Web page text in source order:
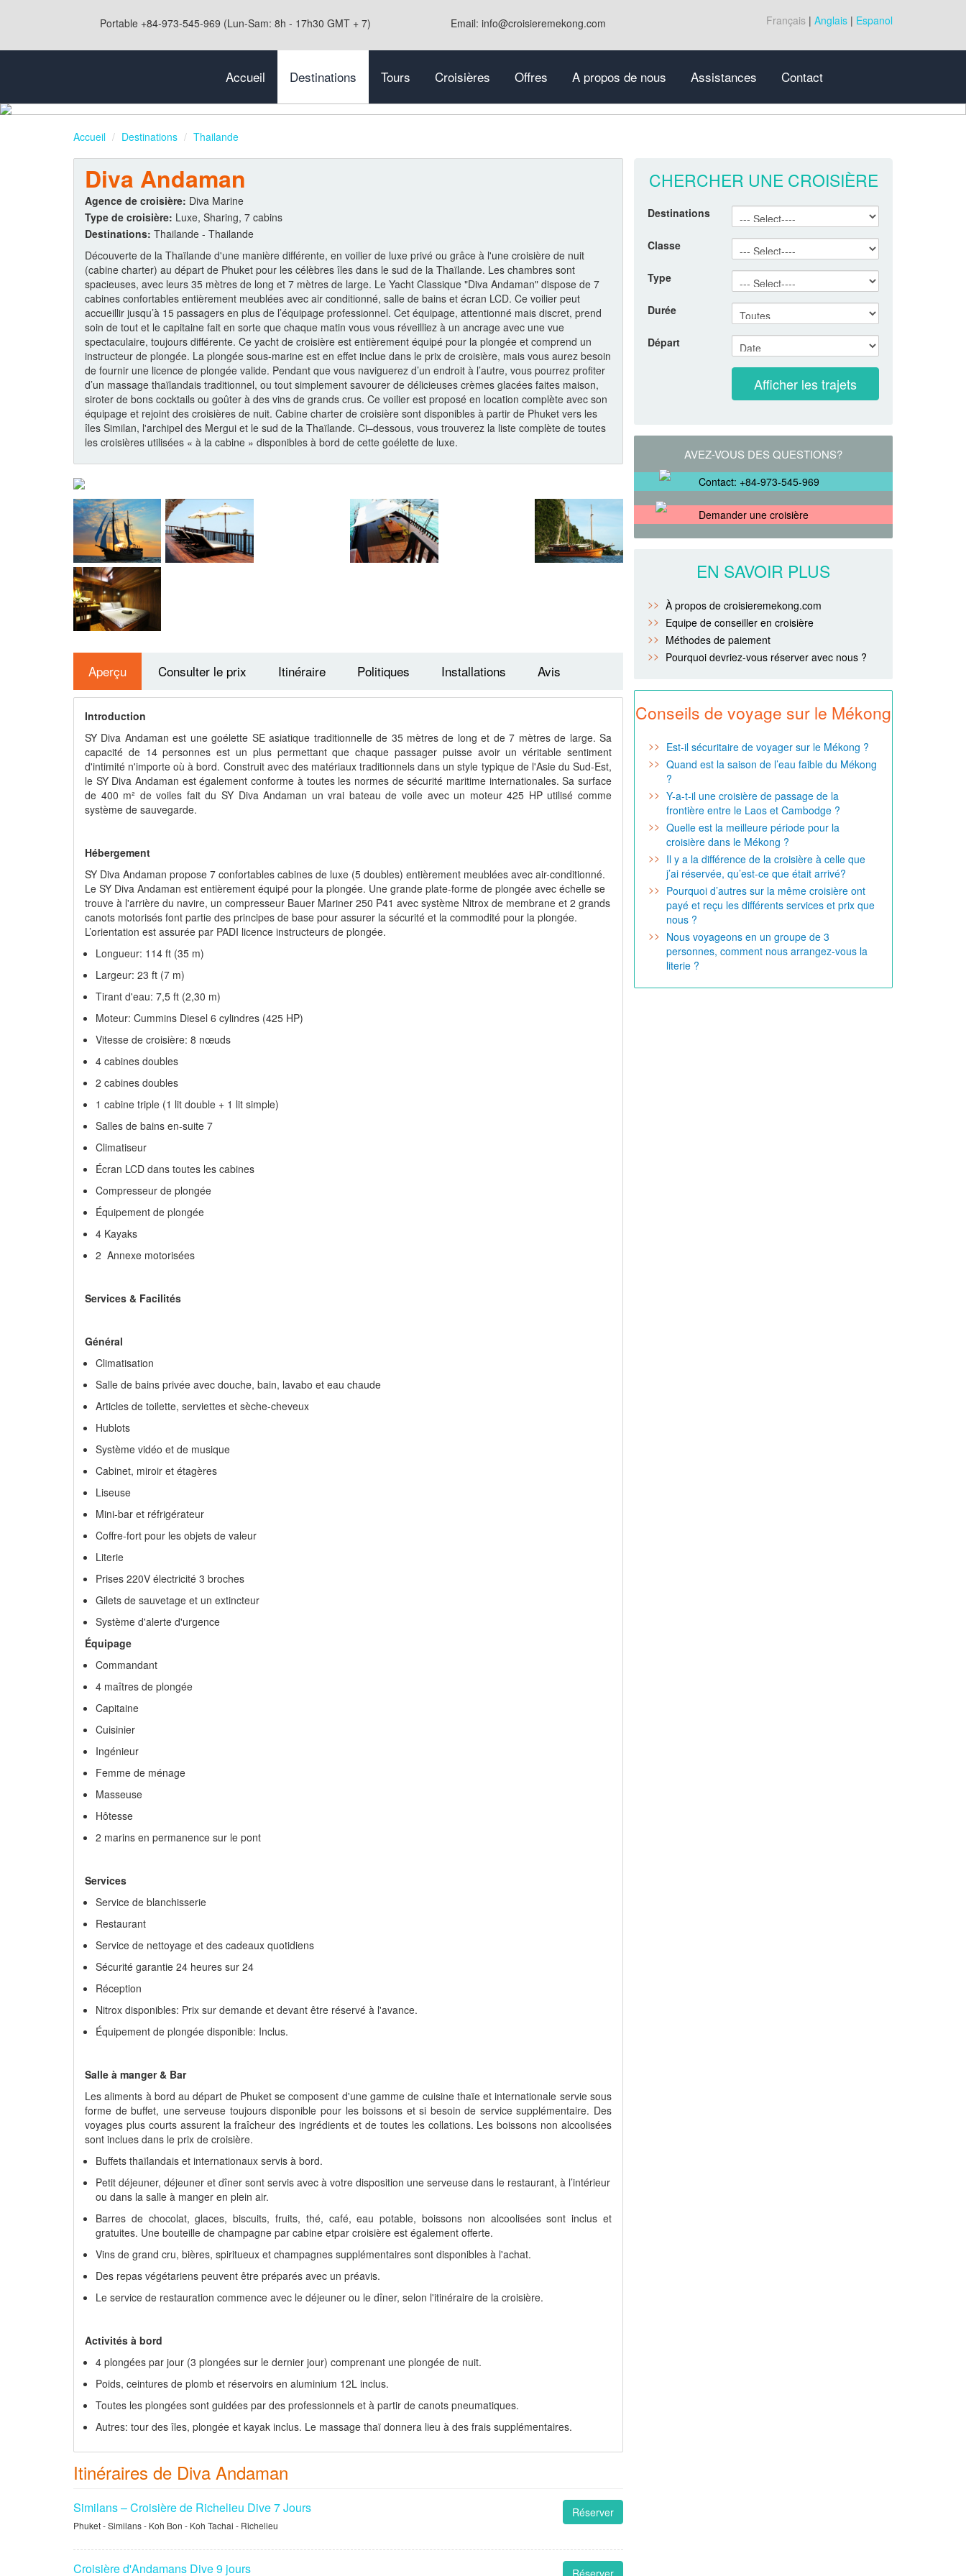
Portable +84-973-545-969 (Lun-Sam: 8h - 17h30 GMT + 7) Email: info@croisieremekong.com Français | Anglais | Espanol
Accueil Destinations Tours Croisières Offres A propos de nous Assistances Contact
Accueil Destinations Thailande
Diva Andaman
Agence de croisière: Diva Marine
Type de croisière: Luxe, Sharing, 7 cabins
Destinations: Thailande - Thailande
Découverte de la Thaïlande d'une manière différente, en voilier de luxe privé ou grâce à l'une croisière de nuit
(cabine charter) au départ de Phuket pour les célèbres îles dans le sud de la Thaïlande. Les chambres sont
spacieuses, avec leurs 35 mètres de long et 7 mètres de large. Le Yacht Classique "Diva Andaman" dispose de 7
cabines confortables entièrement meublées avec air conditionné, salle de bains et écran LCD. Ce voilier peut
accueillir jusqu’à 15 passagers en plus de l’équipage professionnel. Cet équipage, attentionné mais discret, prend
soin de tout et le capitaine fait en sorte que chaque matin vous vous réveilliez à un ancrage avec une vue
spectaculaire, toujours différente. Ce yacht de croisière est entièrement équipé pour la plongée et comprend un
instructeur de plongée. La plongée sous-marine est en effet inclue dans le prix de croisière, mais vous aurez besoin
de fournir une licence de plongée valide. Pendant que vous naviguerez d’un endroit à l’autre, vous pourrez profiter
d’un massage thaïlandais traditionnel, ou tout simplement savourer de délicieuses crèmes glacées faites maison,
siroter de bons cocktails ou goûter à des vins de grands crus. Ce voilier est proposé en location complète avec son
équipage et rejoint des croisières de nuit. Cabine charter de croisière sont disponibles à partir de Phuket vers les
îles Similan, l'archipel des Mergui et le sud de la Thaïlande. Ci–dessous, vous trouverez la liste complète de toutes
les croisières utilisées « à la cabine » disponibles à bord de cette goélette de luxe.
Aperçu Consulter le prix Itinéraire Politiques Installations Avis
Introduction
SY Diva Andaman est une goélette SE asiatique traditionnelle de 35 mètres de long et de 7 mètres de large. Sa
capacité de 14 personnes est un plus permettant que chaque passager puisse avoir un véritable sentiment
d'intimité n'importe où à bord. Construit avec des matériaux traditionnels dans un style typique de l'Asie du Sud-Est,
le SY Diva Andaman est également conforme à toutes les normes de sécurité maritime internationales. Sa surface
de 400 m² de voiles fait du SY Diva Andaman un vrai bateau de voile avec un moteur 425 HP utilisé comme
système de sauvegarde.
Hébergement
SY Diva Andaman propose 7 confortables cabines de luxe (5 doubles) entièrement meublées avec air-conditionné.
Le SY Diva Andaman est entièrement équipé pour la plongée. Une grande plate-forme de plongée avec échelle se
trouve à l'arrière du navire, un compresseur Bauer Mariner 250 P41 avec système Nitrox de membrane et 2 grands
canots motorisés font partie des principes de base pour assurer la sécurité et la commodité pour la plongée.
L’orientation est assurée par PADI licence instructeurs de plongée.
Longueur: 114 ft (35 m)
Largeur: 23 ft (7 m)
Tirant d'eau: 7,5 ft (2,30 m)
Moteur: Cummins Diesel 6 cylindres (425 HP)
Vitesse de croisière: 8 nœuds
4 cabines doubles
2 cabines doubles
1 cabine triple (1 lit double + 1 lit simple)
Salles de bains en-suite 7
Climatiseur
Écran LCD dans toutes les cabines
Compresseur de plongée
Équipement de plongée
4 Kayaks
2 Annexe motorisées
Services & Facilités
Général
Climatisation
Salle de bains privée avec douche, bain, lavabo et eau chaude
Articles de toilette, serviettes et sèche-cheveux
Hublots
Système vidéo et de musique
Cabinet, miroir et étagères
Liseuse
Mini-bar et réfrigérateur
Coffre-fort pour les objets de valeur
Literie
Prises 220V électricité 3 broches
Gilets de sauvetage et un extincteur
Système d'alerte d'urgence
Équipage
Commandant
4 maîtres de plongée
Capitaine
Cuisinier
Ingénieur
Femme de ménage
Masseuse
Hôtesse
2 marins en permanence sur le pont
Services
Service de blanchisserie
Restaurant
Service de nettoyage et des cadeaux quotidiens
Sécurité garantie 24 heures sur 24
Réception
Nitrox disponibles: Prix sur demande et devant être réservé à l'avance.
Équipement de plongée disponible: Inclus.
Salle à manger & Bar
Les aliments à bord au départ de Phuket se composent d'une gamme de cuisine thaïe et internationale servie sous
forme de buffet, une serveuse toujours disponible pour les boissons et si besoin de service supplémentaire. Des
voyages plus courts assurent la fraîcheur des ingrédients et de toutes les collations. Les boissons non alcoolisées
sont inclues dans le prix de croisière.
Buffets thaïlandais et internationaux servis à bord.
Petit déjeuner, déjeuner et dîner sont servis avec à votre disposition une serveuse dans le restaurant, à l’intérieur
ou dans la salle à manger en plein air.
Barres de chocolat, glaces, biscuits, fruits, thé, café, eau potable, boissons non alcoolisées sont inclus et
gratuites. Une bouteille de champagne par cabine etpar croisière est également offerte.
Vins de grand cru, bières, spiritueux et champagnes supplémentaires sont disponibles à l'achat.
Des repas végétariens peuvent être préparés avec un préavis.
Le service de restauration commence avec le déjeuner ou le dîner, selon l'itinéraire de la croisière.
Activités à bord
4 plongées par jour (3 plongées sur le dernier jour) comprenant une plongée de nuit.
Poids, ceintures de plomb et réservoirs en aluminium 12L inclus.
Toutes les plongées sont guidées par des professionnels et à partir de canots pneumatiques.
Autres: tour des îles, plongée et kayak inclus. Le massage thaï donnera lieu à des frais supplémentaires.
Itinéraires de Diva Andaman
Similans – Croisière de Richelieu Dive 7 Jours
Phuket - Similans - Koh Bon - Koh Tachai - Richelieu
Réserver
Croisière d'Andamans Dive 9 jours Réserver
CHERCHER UNE CROISIÈRE
Destinations
Classe
Type
Durée
Départ
AVEZ-VOUS DES QUESTIONS?
Contact: +84-973-545-969
Demander une croisière
EN SAVOIR PLUS
À propos de croisieremekong.com
Equipe de conseiller en croisière
Méthodes de paiement
Pourquoi devriez-vous réserver avec nous ?
Conseils de voyage sur le Mékong
Est-il sécuritaire de voyager sur le Mékong ?
Quand est la saison de l’eau faible du Mékong
?
Y-a-t-il une croisière de passage de la
frontière entre le Laos et Cambodge ?
Quelle est la meilleure période pour la
croisière dans le Mékong ?
Il y a la différence de la croisière à celle que
j’ai réservée, qu’est-ce que était arrivé?
Pourquoi d’autres sur la même croisière ont
payé et reçu les différents services et prix que
nous ?
Nous voyageons en un groupe de 3
personnes, comment nous arrangez-vous la
literie ?